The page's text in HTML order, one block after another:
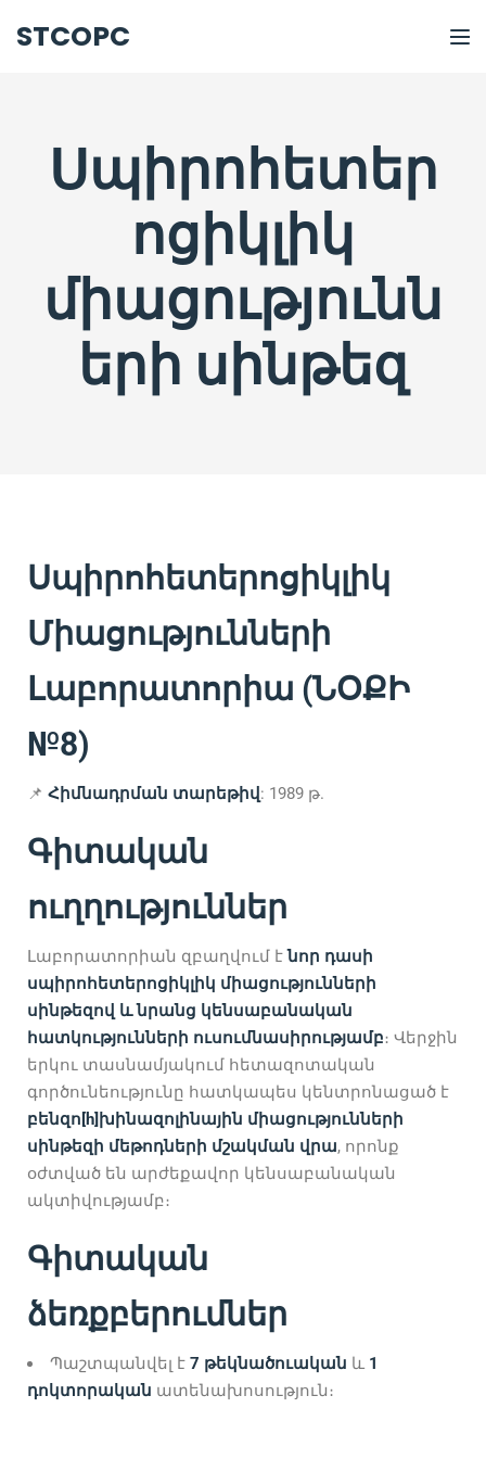
STCOPC
Սպիրոհետեր
ոցիկլիկ
միացությունն
երի սինթեզ
Սպիրոհետերոցիկլիկ
Միացությունների
Լաբորատորիա (ՆՕՔԻ
№8)
📌 Հիմնադրման տարեթիվ : 1989 թ.
Գիտական
ուղղություններ
Լաբորատորիան զբաղվում էնոր դասի
սպիրոհետերոցիկլիկ միացությունների
սինթեզով և նրանց կենսաբանական
հատկությունների ուսումնասիրությամբ։ Վերջին
երկու տասնամյակում հետազոտական
գործունեությունը հատկապես կենտրոնացած է
բենզո[h]խինազոլինային միացությունների
սինթեզի մեթոդների մշակման վրա, որոնք
օժտված են արժեքավոր կենսաբանական
ակտիվությամբ։
Գիտական
ձեռքբերումներ
Պաշտպանվել է 7 թեկնածուական և 1
դոկտորական ատենախոսություն։